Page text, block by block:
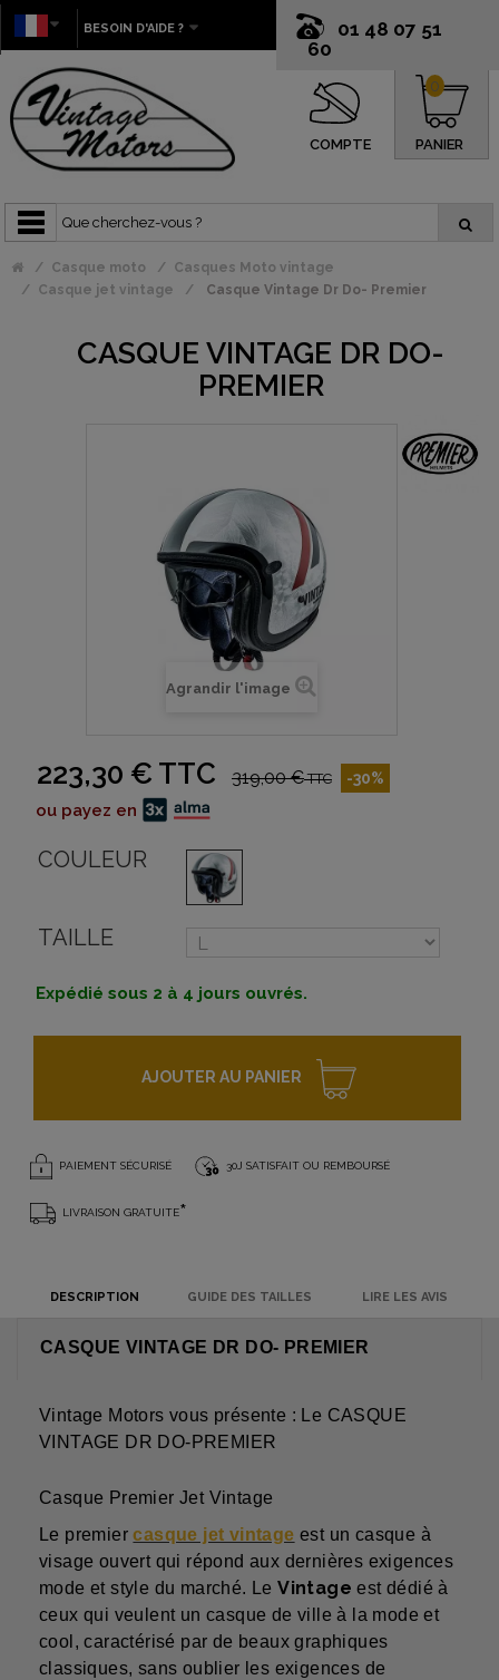
01 48 07 51
60
BESOIN D'AIDE ?
COMPTE PANIER
0
Casque moto
Casques Moto vintage
Casque jet vintage
Casque Vintage Dr Do- Premier
CASQUE VINTAGE DR DO-
PREMIER
Agrandir l'image
223,30 € TTC 319,00 €TTC -30%
ou payez en
COULEUR
TAILLE
Expédié sous 2 à 4 jours ouvrés.
AJOUTER AU PANIER
PAIEMENT SÉCURISÉ 30J SATISFAIT OU REMBOURSÉ
LIVRAISON GRATUITE*
DESCRIPTION GUIDE DES TAILLES LIRE LES AVIS
CASQUE VINTAGE DR DO- PREMIER
Vintage Motors vous présente : Le CASQUE
VINTAGE DR DO-PREMIER
Casque Premier Jet Vintage
Le premiercasque jet vintage est un casque à
visage ouvert qui répond aux dernières exigences
mode et style du marché. LeVintage est dédié à
ceux qui veulent un casque de ville à la mode et
cool, caractérisé par de beaux graphiques
classiques, sans oublier les exigences de